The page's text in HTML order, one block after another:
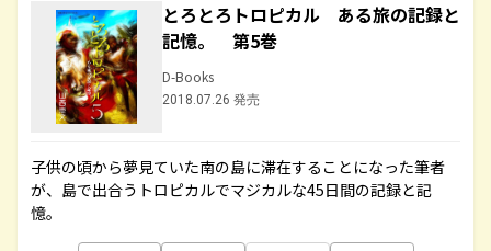
とろとろトロピカル ある旅の記録と
記憶。 第5巻
D-Books
2018.07.26 発売
子供の頃から夢見ていた南の島に滞在することになった筆者
が、島で出合うトロピカルでマジカルな45日間の記録と記
憶。